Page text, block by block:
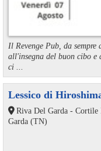
Il Revenge Pub, da sempre
all'insegna del buon cibo e
ci ...
Lessico di
Riva Del Garda - Cortile
Garda (TN)